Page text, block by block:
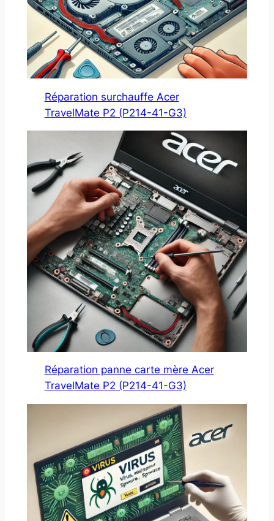
Réparation surchauffe Acer
TravelMate P2 (P214-41-G3)
Réparation panne carte mère Acer
TravelMate P2 (P214-41-G3)